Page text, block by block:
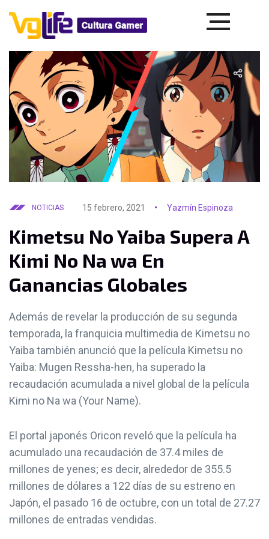
NOTICIAS 15 febrero, 2021 Yazmín Espinoza
Kimetsu No Yaiba Supera A
Kimi No Na wa En
Ganancias Globales
Además de revelar la producción de su segunda
temporada, la franquicia multimedia de Kimetsu no
Yaiba también anunció que la película Kimetsu no
Yaiba: Mugen Ressha-hen, ha superado la
recaudación acumulada a nivel global de la película
Kimi no Na wa (Your Name).
El portal japonés Oricon reveló que la película ha
acumulado una recaudación de 37.4 miles de
millones de yenes; es decir, alrededor de 355.5
millones de dólares a 122 días de su estreno en
Japón, el pasado 16 de octubre, con un total de 27.27
millones de entradas vendidas.